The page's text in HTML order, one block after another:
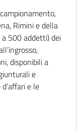
Rimini e della
500 addetti) dei
disponibili a
e
e le